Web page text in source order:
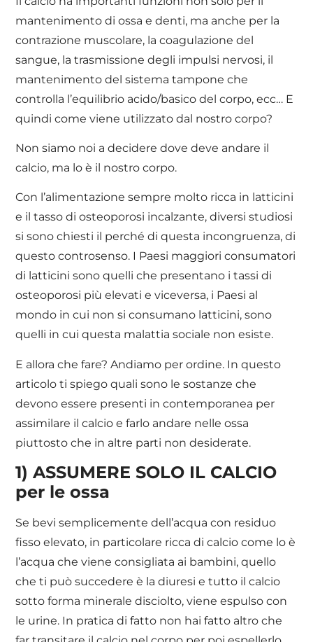
mantenimento di ossa e denti, ma anche per la
contrazione muscolare, la coagulazione del
sangue, la trasmissione degli impulsi nervosi, il
mantenimento del sistema tampone che
controlla l’equilibrio acido/basico del corpo, ecc… E
quindi come viene utilizzato dal nostro corpo?
Non siamo noi a decidere dove deve andare il
calcio, ma lo è il nostro corpo.
Con l’alimentazione sempre molto ricca in latticini
e il tasso di osteoporosi incalzante, diversi studiosi
si sono chiesti il perché di questa incongruenza, di
questo controsenso. I Paesi maggiori consumatori
di latticini sono quelli che presentano i tassi di
osteoporosi più elevati e viceversa, i Paesi al
mondo in cui non si consumano latticini, sono
quelli in cui questa malattia sociale non esiste.
E allora che fare? Andiamo per ordine. In questo
articolo ti spiego quali sono le sostanze che
devono essere presenti in contemporanea per
assimilare il calcio e farlo andare nelle ossa
piuttosto che in altre parti non desiderate.
1) ASSUMERE SOLO IL CALCIO
per le ossa
Se bevi semplicemente dell’acqua con residuo
fisso elevato, in particolare ricca di calcio come lo è
l’acqua che viene consigliata ai bambini, quello
che ti può succedere è la diuresi e tutto il calcio
sotto forma minerale disciolto, viene espulso con
le urine. In pratica di fatto non hai fatto altro che